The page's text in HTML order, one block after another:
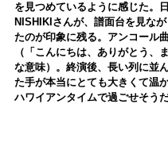
を見つめているように感じた。
NISHIKIさんが、譜面台を見な
たのが印象に残る。アンコー
（「こんにちは、ありがとう、
な意味）。終演後、長い列に並
た手が本当にとても大きくて温
ハワイアンタイムで過ごせそうだ